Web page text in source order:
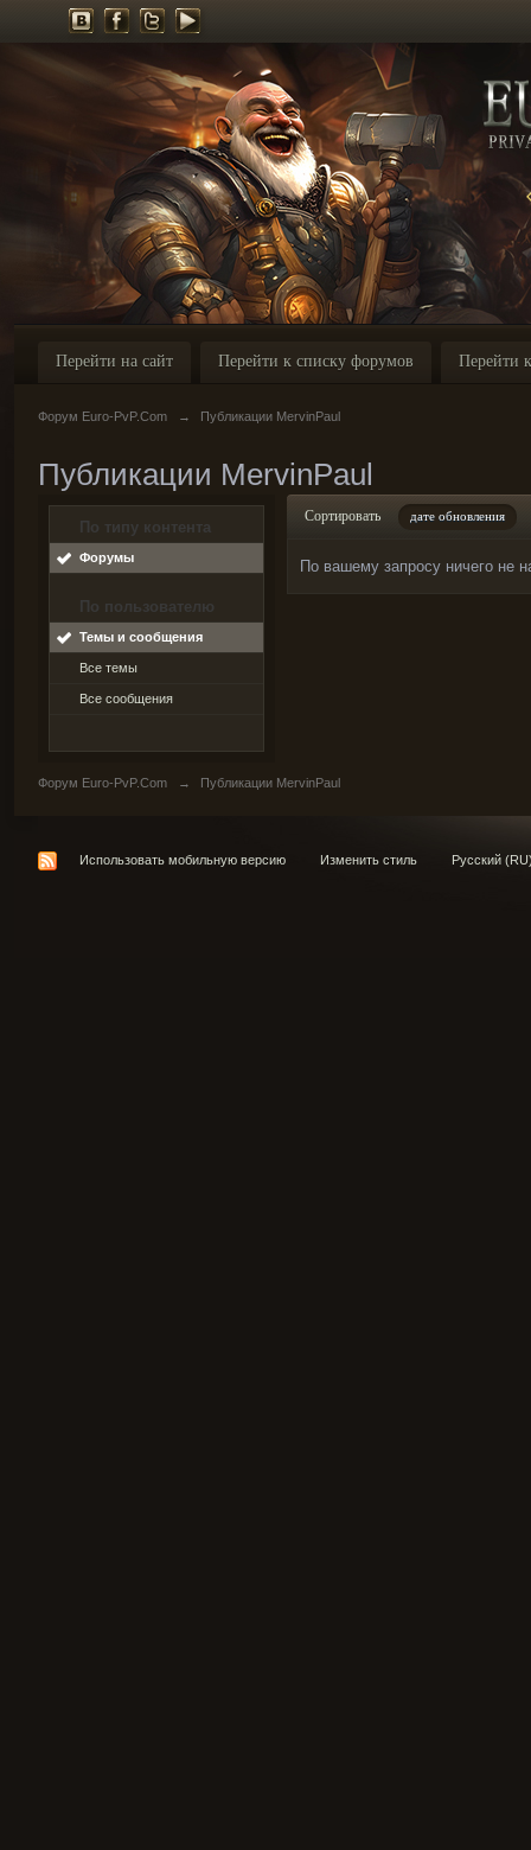
Перейти на сайт Перейти к списку форумов Перейти
Форум Euro-PvP.Com → Публикации MervinPaul
Публикации MervinPaul
По типу контента
Форумы
По пользователю
Темы и сообщения
Все темы
Все сообщения
Сортировать дате обновления
По вашему запросу ничего не
Форум Euro-PvP.Com → Публикации MervinPaul
Использовать мобильную версию Изменить стиль Русский